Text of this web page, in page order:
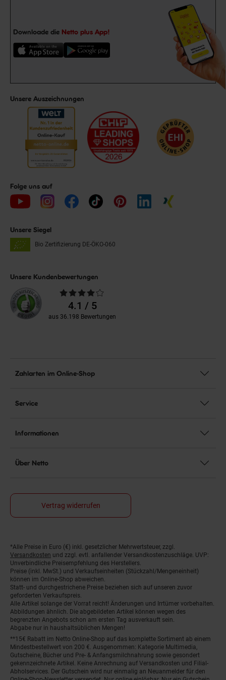
Downloade die Netto plus App!
Unsere Auszeichnungen
Folge uns auf
Unsere Siegel
Bio Zertifizierung DE-ÖKO-060
Unsere Kundenbewertungen
Durchschnittliche
Bewertungen4.1 / 5
aus 36.198 Bewertungen
Zahlarten im Online-Shop
Service
Informationen
Über Netto
Vertrag widerrufen
Fußnoten
*Alle Preise in Euro (€) inkl. gesetzlicher Mehrwertsteuer, zzgl.
Versandkosten und zzgl. evtl. anfallender Versandkostenzuschläge. UVP:
Unverbindliche Preisempfehlung des Herstellers.
Preise (inkl. MwSt.) und Verkaufseinheiten (Stückzahl/Mengeneinheit)
können im Online-Shop abweichen.
Statt- und durchgestrichene Preise beziehen sich auf unseren zuvor
geforderten Verkaufspreis.
Alle Artikel solange der Vorrat reicht! Änderungen und Irrtümer vorbehalten.
Abbildungen ähnlich. Die abgebildeten Artikel können wegen des
begrenzten Angebots schon am ersten Tag ausverkauft sein.
Abgabe nur in haushaltsüblichen Mengen!
**15€ Rabatt im Netto Online-Shop auf das komplette Sortiment ab einem
Mindestbestellwert von 200 €. Ausgenommen: Kategorie Multimedia,
Gutscheine, Bücher und Pre- & Anfangsmilchnahrung sowie gesondert
gekennzeichnete Artikel. Keine Anrechnung auf Versandkosten und Filial-
Abholservices. Der Gutschein wird nur einmalig an Neuanmelder für den